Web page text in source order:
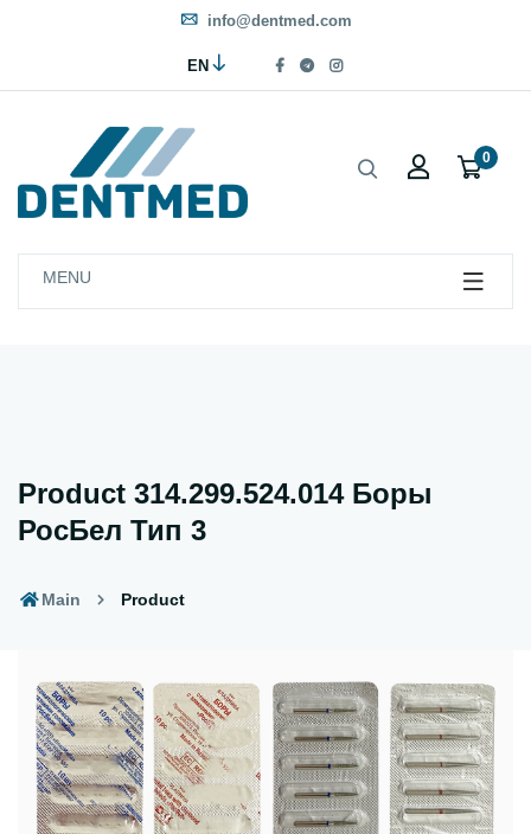
info@dentmed.com
EN
0
MENU
Product 314.299.524.014 Боры
РосБел Тип 3
Main Product